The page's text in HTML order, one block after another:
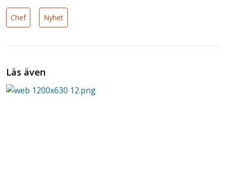
Chef Nyhet
Läs även